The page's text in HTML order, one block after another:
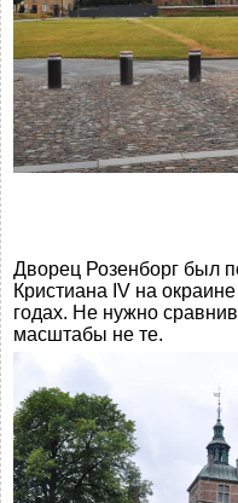
Дворец Розенборг был
Кристиана IV на
годах. Не нужно
масштабы не те.